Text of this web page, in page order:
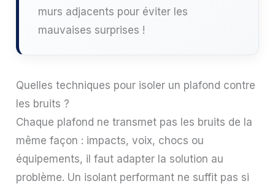
murs adjacents pour éviter les
mauvaises surprises !
Quelles techniques pour isoler un plafond contre
les bruits ?
Chaque plafond ne transmet pas les bruits de la
même façon : impacts, voix, chocs ou
équipements, il faut adapter la solution au
problème. Un isolant performant ne suffit pas si